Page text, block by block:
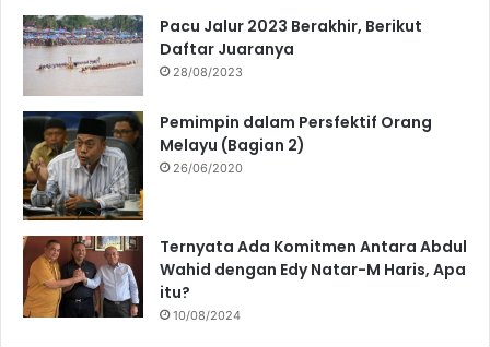
Pacu Jalur 2023 Berakhir, Berikut
Daftar Juaranya
28/08/2023
Pemimpin dalam Persfektif Orang
Melayu (Bagian 2)
26/06/2020
Ternyata Ada Komitmen Antara Abdul
Wahid dengan Edy Natar-M Haris, Apa
itu?
10/08/2024